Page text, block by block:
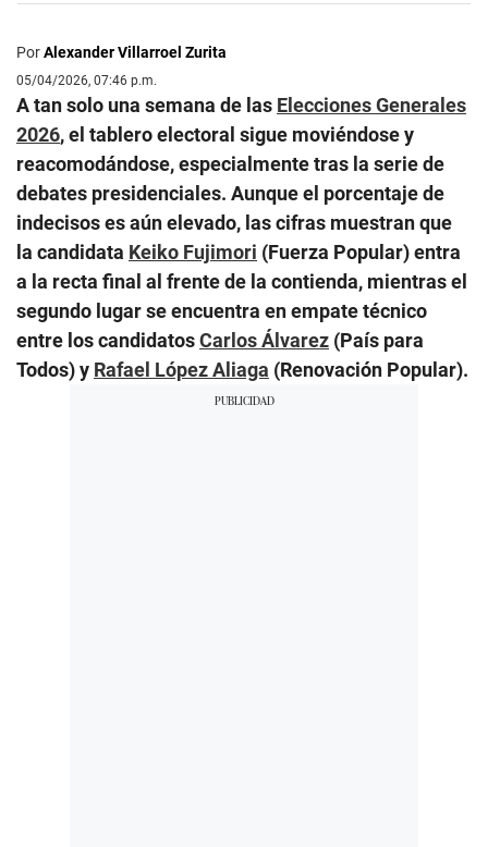
PorAlexander Villarroel Zurita
05/04/2026, 07:46 p.m.
A tan solo una semana de las Elecciones Generales
2026, el tablero electoral sigue moviéndose y
reacomodándose, especialmente tras la serie de
debates presidenciales. Aunque el porcentaje de
indecisos es aún elevado, las cifras muestran que
la candidata Keiko Fujimori (Fuerza Popular) entra
a la recta final al frente de la contienda, mientras el
segundo lugar se encuentra en empate técnico
entre los candidatosCarlos Álvarez (País para
Todos) y Rafael López Aliaga (Renovación Popular).